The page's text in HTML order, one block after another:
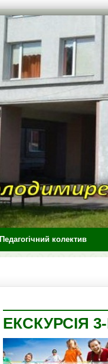
>
Педагогічний колектив
ЕКСКУРСІЯ